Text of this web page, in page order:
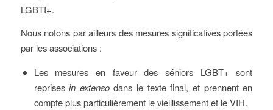
LGBTI+.
Nous notons par ailleurs des mesures significatives portées
par les associations :
Les mesures en faveur des séniors LGBT+ sont
reprisesin extensodans le texte final, et prennent en
compte plus particulièrement le vieillissement et le VIH.